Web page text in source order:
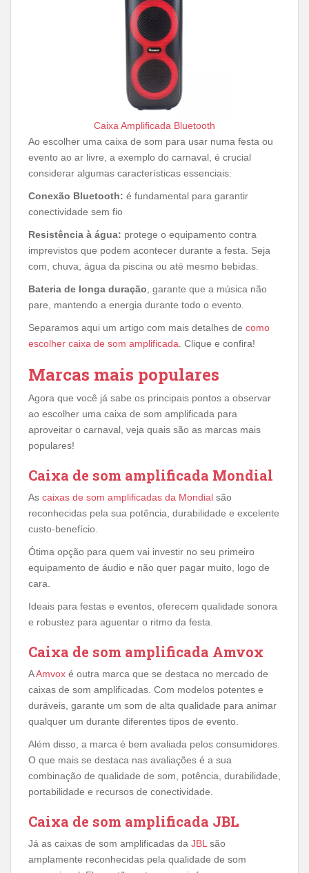
Caixa Amplificada Bluetooth
Ao escolher uma caixa de som para usar numa festa ou
evento ao ar livre, a exemplo do carnaval, é crucial
considerar algumas características essenciais:
Conexão Bluetooth: é fundamental para garantir
conectividade sem fio
Resistência à água: protege o equipamento contra
imprevistos que podem acontecer durante a festa. Seja
com, chuva, água da piscina ou até mesmo bebidas.
Bateria de longa duração , garante que a música não
pare, mantendo a energia durante todo o evento.
Separamos aqui um artigo com mais detalhes de como
escolher caixa de som amplificada . Clique e confira!
Marcas mais populares
Agora que você já sabe os principais pontos a observar
ao escolher uma caixa de som amplificada para
aproveitar o carnaval, veja quais são as marcas mais
populares!
Caixa de som amplificada Mondial
As caixas de som amplificadas da Mondial são
reconhecidas pela sua potência, durabilidade e excelente
custo-benefício.
Ótima opção para quem vai investir no seu primeiro
equipamento de áudio e não quer pagar muito, logo de
cara.
Ideais para festas e eventos, oferecem qualidade sonora
e robustez para aguentar o ritmo da festa.
Caixa de som amplificada Amvox
AAmvox é outra marca que se destaca no mercado de
caixas de som amplificadas. Com modelos potentes e
duráveis, garante um som de alta qualidade para animar
qualquer um durante diferentes tipos de evento.
Além disso, a marca é bem avaliada pelos consumidores.
O que mais se destaca nas avaliações é a sua
combinação de qualidade de som, potência, durabilidade,
portabilidade e recursos de conectividade.
Caixa de som amplificada JBL
Já as caixas de som amplificadas da JBL são
amplamente reconhecidas pela qualidade de som